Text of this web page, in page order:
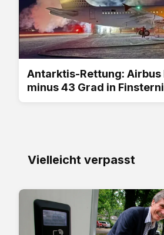
Antarktis-Rettung: Airbus
minus 43 Grad in
Vielleicht verpasst